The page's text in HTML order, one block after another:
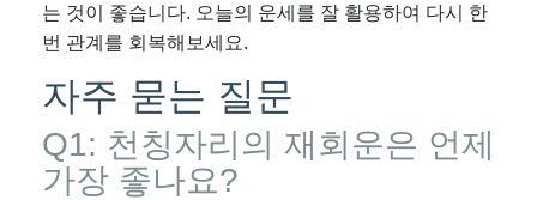
는 것이 좋습니다. 오늘의 운세를 잘 활용하여 다시 한
번 관계를 회복해보세요.
자주 묻는 질문
Q1: 천칭자리의 재회운은 언제
가장 좋나요?